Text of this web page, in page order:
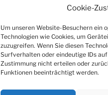
Cookie-
Um unseren Website-Besuchern ein
Technologien wie Cookies, um
zuzugreifen. Wenn Sie diesen
Surfverhalten oder eindeutige IDs
Zustimmung nicht erteilen oder
Funktionen beeinträchtigt werden.